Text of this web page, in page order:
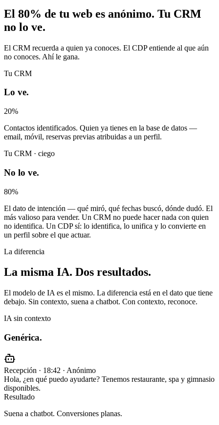
El 80% de tu web es anónimo. Tu CRM
no lo ve.
El CRM recuerda a quien ya conoces. El CDP entiende al que aún
no conoces. Ahí le gana.
Tu CRM
Lo ve.
20%
Contactos identificados. Quien ya tienes en la base de datos —
email, móvil, reservas previas atribuidas a un perfil.
Tu CRM · ciego
No lo ve.
80%
El dato de intención — qué miró, qué fechas buscó, dónde dudó. El
más valioso para vender. Un CRM no puede hacer nada con quien
no identifica. Un CDP sí: lo identifica, lo unifica y lo convierte en
un perfil sobre el que actuar.
La diferencia
La misma IA. Dos resultados.
El modelo de IA es el mismo. La diferencia está en el dato que tiene
debajo. Sin contexto, suena a chatbot. Con contexto, reconoce.
IA sin contexto
Genérica.
Recepción · 18:42 · Anónimo
Hola, ¿en qué puedo ayudarte? Tenemos restaurante, spa y gimnasio
disponibles.
Resultado
Suena a chatbot. Conversiones planas.